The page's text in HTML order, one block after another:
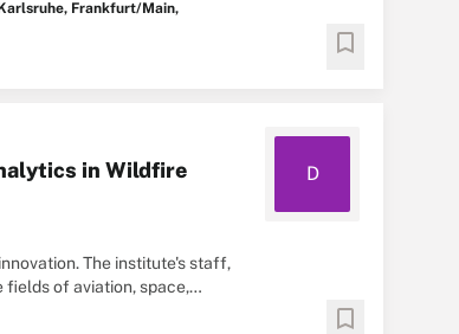
Frankfurt/Main,
bookmark
in Wildfire
D
The institute's staff,
of aviation, space,
bookmark